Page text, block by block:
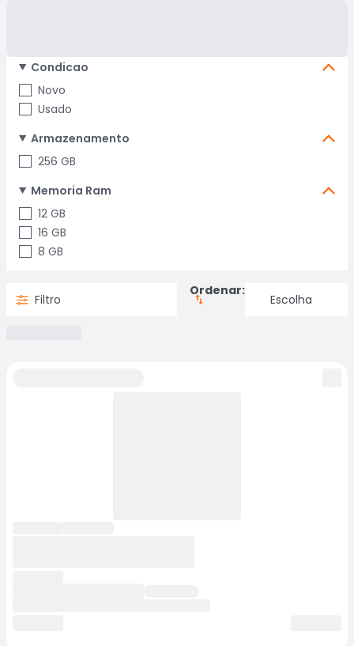
Condicao
Novo
Usado
Armazenamento
256 GB
Memoria Ram
12 GB
16 GB
8 GB
Filtro
Ordenar: